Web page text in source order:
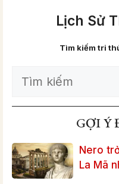
Lịch Sử
Tìm kiếm tri
Search
GỢI Ý
Nero
La Mã